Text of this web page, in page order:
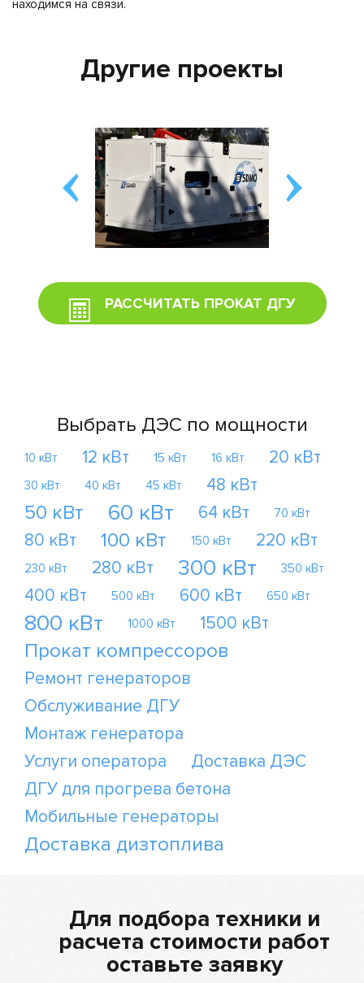
находимся на связи.
Другие проекты
РАССЧИТАТЬ ПРОКАТ ДГУ
Выбрать ДЭС по мощности
10 кВт 12 кВт 15 кВт 16 кВт 20 кВт
30 кВт 40 кВт 45 кВт 48 кВт
50 кВт 60 кВт 64 кВт 70 кВт
80 кВт 100 кВт 150 кВт 220 кВт
230 кВт 280 кВт 300 кВт 350 кВт
400 кВт 500 кВт 600 кВт 650 кВт
800 кВт 1000 кВт 1500 кВт
Прокат компрессоров
Ремонт генераторов
Обслуживание ДГУ
Монтаж генератора
Услуги оператора
Доставка ДЭС
ДГУ для прогрева бетона
Мобильные генераторы
Доставка дизтоплива
Для подбора техники и
расчета стоимости работ
оставьте заявку